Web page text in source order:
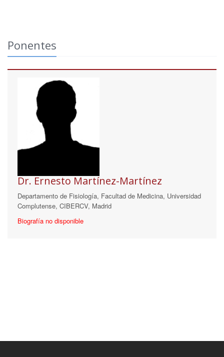
Ponentes
Dr. Ernesto Martínez-Martínez
Departamento de Fisiología, Facultad de Medicina, Universidad
Complutense, CIBERCV, Madrid
Biografía no disponible